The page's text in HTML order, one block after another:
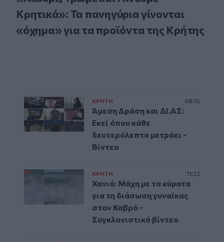
Κρητικά»: Τα πανηγύρια γίνονται
«όχημα» για τα προϊόντα της Κρήτης
ΚΡΗΤΗ 08:15
Άμεση Δράση και ΔΙ.ΑΣ:
Εκεί όπου κάθε
δευτερόλεπτο μετράει -
Βίντεο
ΚΡΗΤΗ 11:22
Χανιά: Μάχη με τα κύματα
για τη διάσωση γυναίκας
στον Καβρό -
Συγκλονιστικό βίντεο